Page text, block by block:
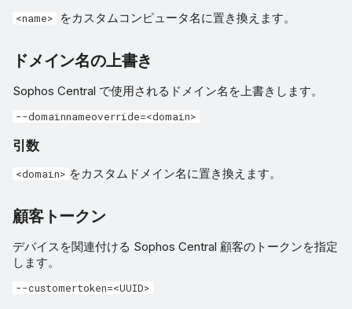
<name> をカスタムコンピュータ名に置き換えます。
ドメイン名の上書き
Sophos Central で使用されるドメイン名を上書きします。
--domainnameoverride=<domain>
引数
<domain> をカスタムドメイン名に置き換えます。
顧客トークン
デバイスを関連付ける Sophos Central 顧客のトークンを指定
します。
--customertoken=<UUID>